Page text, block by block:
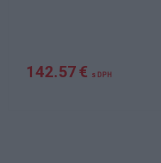
142.57 € s DPH